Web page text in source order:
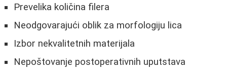
Prevelika količina filera
Neodgovarajući oblik za morfologiju lica
Izbor nekvalitetnih materijala
Nepoštovanje postoperativnih uputstava